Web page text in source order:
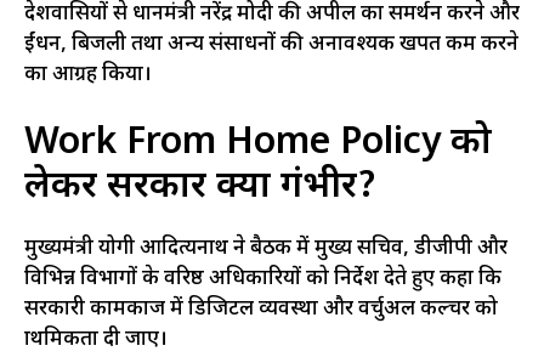
प्रदेशवासियों से प्रधानमंत्री नरेंद्र मोदी की अपील का समर्थन करने और
ईंधन, बिजली तथा अन्य संसाधनों की अनावश्यक खपत कम करने
का आग्रह किया।
Work From Home Policy को
लेकर सरकार क्यों गंभीर?
मुख्यमंत्री योगी आदित्यनाथ ने बैठक में मुख्य सचिव, डीजीपी और
विभिन्न विभागों के वरिष्ठ अधिकारियों को निर्देश देते हुए कहा कि
सरकारी कामकाज में डिजिटल व्यवस्था और वर्चुअल कल्चर को
प्राथमिकता दी जाए।